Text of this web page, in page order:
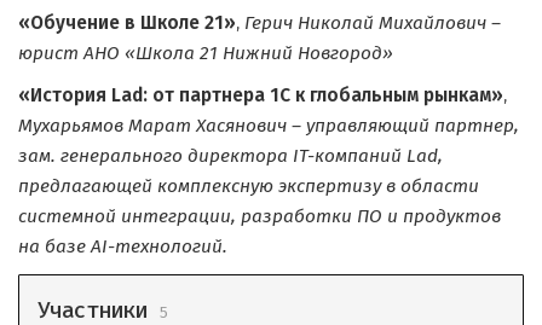
«Обучение в Школе 21», Герич Николай Михайлович –
юрист АНО «Школа 21 Нижний Новгород»
«История Lad: от партнера 1С к глобальным рынкам»,
Мухарьямов Марат Хасянович – управляющий партнер,
зам. генерального директора IT-компаний Lad,
предлагающей комплексную экспертизу в области
системной интеграции, разработки ПО и продуктов
на базе AI-технологий.
Участники 5